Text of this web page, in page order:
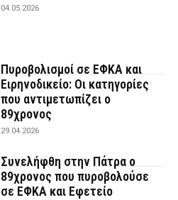
04.05.2026
Πυροβολισμοί σε ΕΦΚΑ και
Ειρηνοδικείο: Οι κατηγορίες
που αντιμετωπίζει ο
89χρονος
29.04.2026
Συνελήφθη στην Πάτρα ο
89χρονος που πυροβολούσε
σε ΕΦΚΑ και Εφετείο